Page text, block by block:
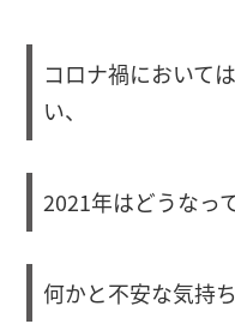
コロナ禍において
い、
2021年はどうなっ
何かと不安な気持